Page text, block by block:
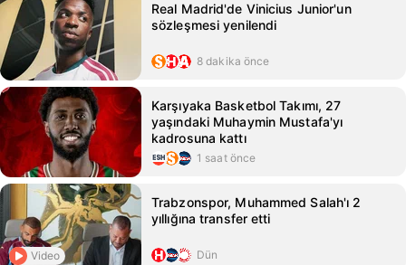
Real Madrid'de Vinicius Junior'un
sözleşmesi yenilendi
8 dakika önce
Karşıyaka Basketbol Takımı, 27
yaşındaki Muhaymin Mustafa'yı
kadrosuna kattı
1 saat önce
Video
Trabzonspor, Muhammed Salah'ı 2
yıllığına transfer etti
Dün